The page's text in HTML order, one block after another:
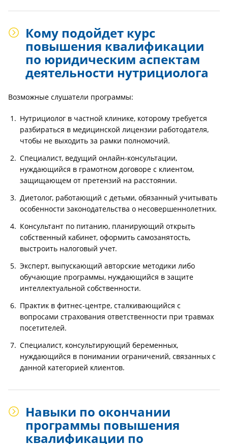
Кому подойдет курс
повышения квалификации
по юридическим аспектам
деятельности нутрициолога
Возможные слушатели программы:
Нутрициолог в частной клинике, которому требуется
разбираться в медицинской лицензии работодателя,
чтобы не выходить за рамки полномочий.
Специалист, ведущий онлайн-консультации,
нуждающийся в грамотном договоре с клиентом,
защищающем от претензий на расстоянии.
Диетолог, работающий с детьми, обязанный учитывать
особенности законодательства о несовершеннолетних.
Консультант по питанию, планирующий открыть
собственный кабинет, оформить самозанятость,
выстроить налоговый учет.
Эксперт, выпускающий авторские методики либо
обучающие программы, нуждающийся в защите
интеллектуальной собственности.
Практик в фитнес-центре, сталкивающийся с
вопросами страхования ответственности при травмах
посетителей.
Специалист, консультирующий беременных,
нуждающийся в понимании ограничений, связанных с
данной категорией клиентов.
Навыки по окончании
программы повышения
квалификации по